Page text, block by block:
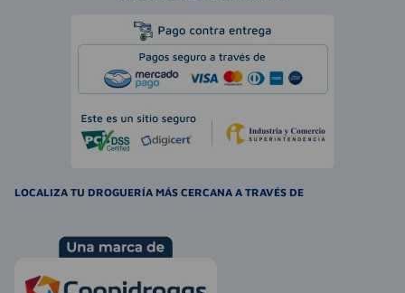
LOCALIZA TU DROGUERÍA MÁS CERCANA A TRAVÉS DE